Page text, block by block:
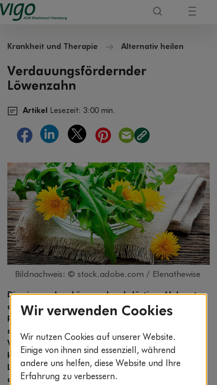
Krankheit und Therapie Alternativ heilen
Verdauungsfördernder
Löwenzahn
Artikel Lesezeit: 3:00 min.
Bildnachweis: © stock.adobe.com / Elenathewise
Die einen sehen Löwenzahn als lästiges Unkraut,
die anderen freuen sich über seine reizenden
Pusteblumen. Nur Wenige wissen aber, dass er
auch eine wirksame Heilpflanze ist. Vor allem bei
Verdauungsbeschwerden und Appetitlosigkeit
kommt das Kraut zum Einsatz. Was der
Löwenzahn sonst noch kann und wer besser auf
den Verzehr verzichten sollte, erfahren Sie in
Wir verwenden Cookies
Wir nutzen Cookies auf unserer Website.
Einige von ihnen sind essenziell, während
andere uns helfen, diese Website und Ihre
Erfahrung zu verbessern.